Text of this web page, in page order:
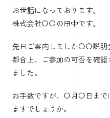
お世話になっております。
株式会社〇〇の田中です。
先日ご案内しました〇〇説
都合上、ご参加の可否を確
ました。
お手数ですが、〇月〇日ま
ますでしょうか。